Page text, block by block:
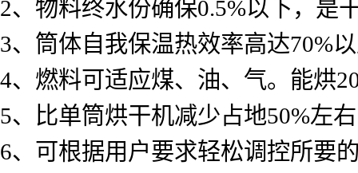
2、物料终水份确保0.5%以下，是
3、筒体自我保温热效率高达70%
4、燃料可适应煤、油、气。能烘
5、比单筒烘干机减少占地50%左
6、可根据用户要求轻松调控所要